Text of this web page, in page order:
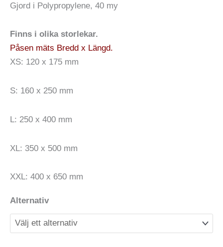
Gjord i Polypropylene, 40 my
Finns i olika storlekar.
Påsen mäts Bredd x Längd.
XS: 120 x 175 mm
S: 160 x 250 mm
L: 250 x 400 mm
XL: 350 x 500 mm
XXL: 400 x 650 mm
Alternativ